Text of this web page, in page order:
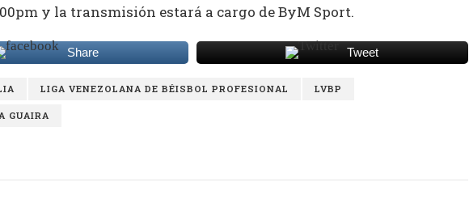
y la transmisión estará a cargo de ByM Sport.
Share Tweet
LIGA VENEZOLANA DE BÉISBOL PROFESIONAL LVBP
GUAIRA